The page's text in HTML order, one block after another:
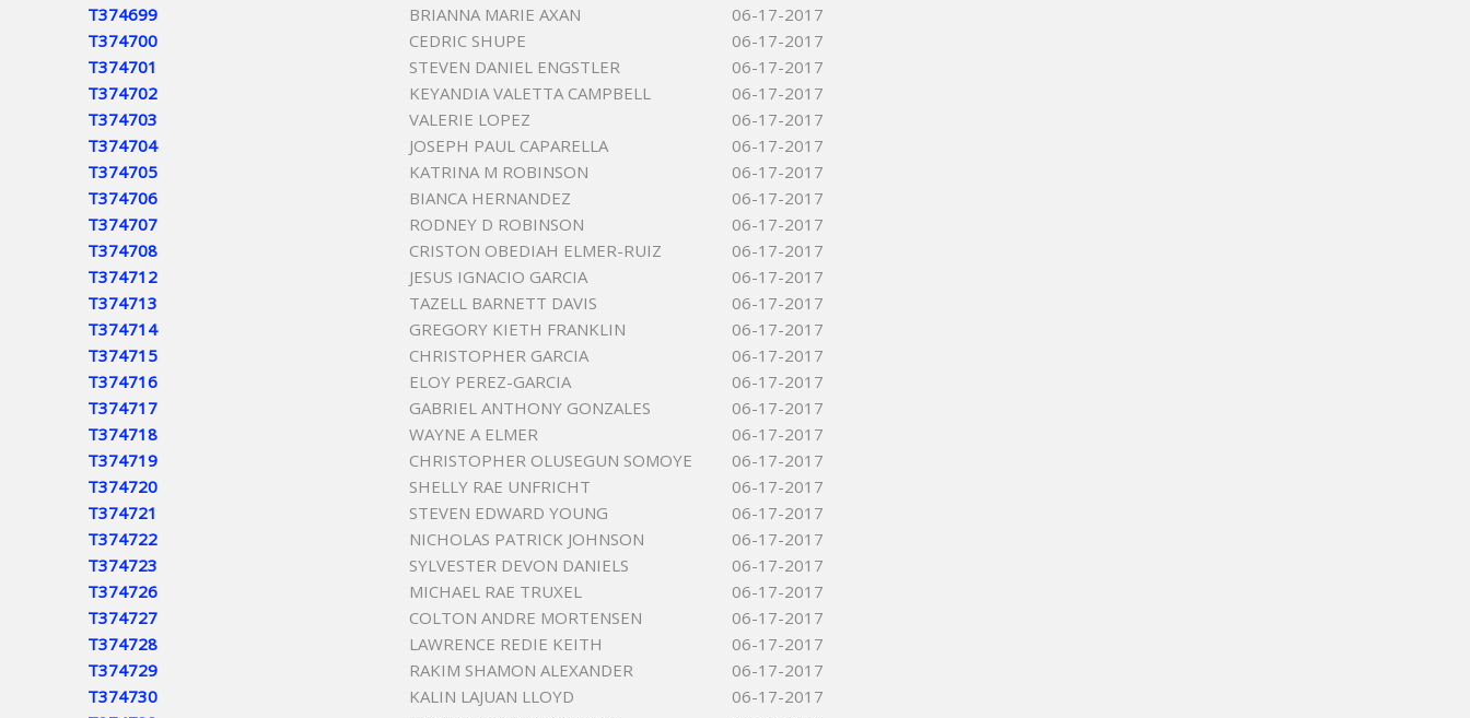
T374699
BRIANNA MARIE AXAN
06-17-2017
T374700
CEDRIC SHUPE
06-17-2017
T374701
STEVEN DANIEL ENGSTLER
06-17-2017
T374702
KEYANDIA VALETTA CAMPBELL
06-17-2017
T374703
VALERIE LOPEZ
06-17-2017
T374704
JOSEPH PAUL CAPARELLA
06-17-2017
T374705
KATRINA M ROBINSON
06-17-2017
T374706
BIANCA HERNANDEZ
06-17-2017
T374707
RODNEY D ROBINSON
06-17-2017
T374708
CRISTON OBEDIAH ELMER-RUIZ
06-17-2017
T374712
JESUS IGNACIO GARCIA
06-17-2017
T374713
TAZELL BARNETT DAVIS
06-17-2017
T374714
GREGORY KIETH FRANKLIN
06-17-2017
T374715
CHRISTOPHER GARCIA
06-17-2017
T374716
ELOY PEREZ-GARCIA
06-17-2017
T374717
GABRIEL ANTHONY GONZALES
06-17-2017
T374718
WAYNE A ELMER
06-17-2017
T374719
CHRISTOPHER OLUSEGUN SOMOYE
06-17-2017
T374720
SHELLY RAE UNFRICHT
06-17-2017
T374721
STEVEN EDWARD YOUNG
06-17-2017
T374722
NICHOLAS PATRICK JOHNSON
06-17-2017
T374723
SYLVESTER DEVON DANIELS
06-17-2017
T374726
MICHAEL RAE TRUXEL
06-17-2017
T374727
COLTON ANDRE MORTENSEN
06-17-2017
T374728
LAWRENCE REDIE KEITH
06-17-2017
T374729
RAKIM SHAMON ALEXANDER
06-17-2017
T374730
KALIN LAJUAN LLOYD
06-17-2017